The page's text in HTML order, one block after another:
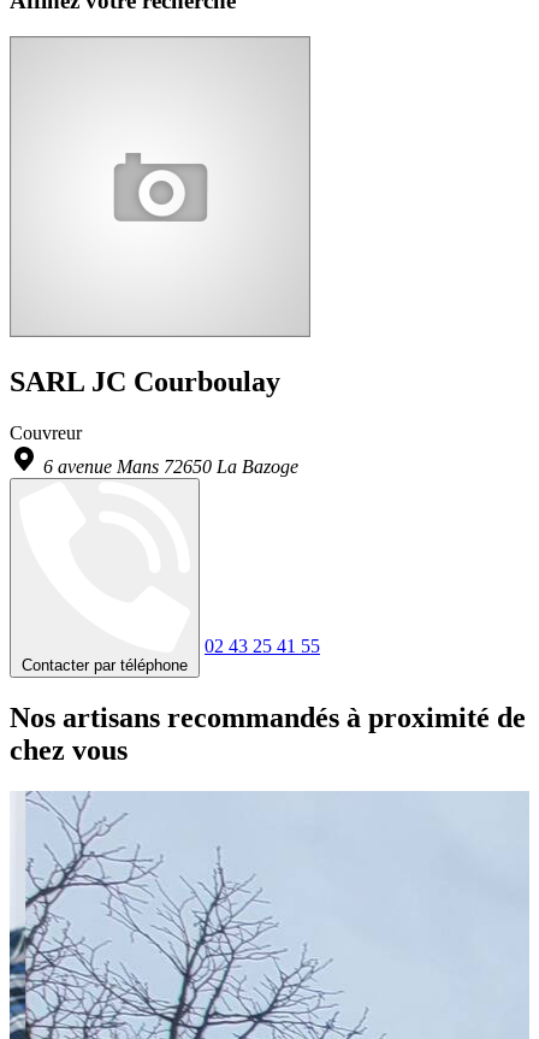
SARL JC Courboulay
Couvreur
6 avenue Mans 72650 La Bazoge
Contacter par téléphone
02 43 25 41 55
Nos artisans recommandés à proximité de
chez vous